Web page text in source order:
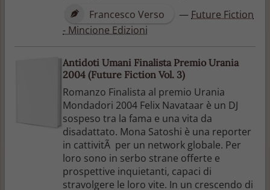
Francesco Verso
— Future Fiction
- Mincione Edizioni
Antidoti Umani Finalista Premio Urania
2004 (Future Fiction Vol. 3)
Romanzo Finalista al premio Urania
Mondadori 2004 Felix Navataar è un DJ
sospeso tra la fama e una vita da
disadattato. Mona Satoshi è una reporter
in cattivitÃ per un network globale. Per
loro sono in serbo strane offerte e
prospettive inquietanti, capaci di
stravolgere le loro vite. In un crescendo di